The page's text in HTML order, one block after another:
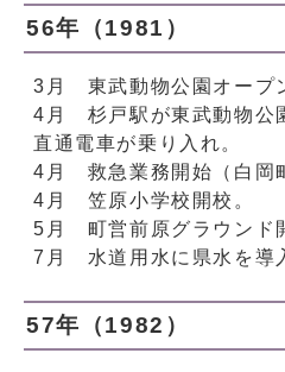
56年（1981）
3月 東武動物公園オープ
4月 杉戸駅が東武動物公
直通電車が乗り入れ。
4月 救急業務開始（白岡
4月 笠原小学校開校。
5月 町営前原グラウンド
7月 水道用水に県水を導
57年（1982）